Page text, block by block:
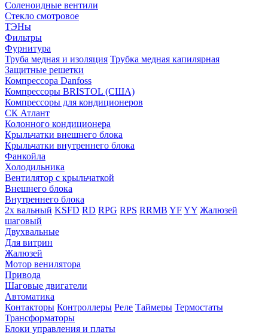
Соленоидные вентили
Стекло смотровое
ТЭНы
Фильтры
Фурнитура
Труба медная и изоляция Трубка медная капилярная
Защитные решетки
Компрессора Danfoss
Компрессоры BRISTOL (США)
Компрессоры для кондиционеров
СК Атлант
Колонного кондиционера
Крыльчатки внешнего блока
Крыльчатки внутреннего блока
Фанкойла
Холодильника
Вентилятор с крыльчаткой
Внешнего блока
Внутреннего блока
2х вальный KSFD RD RPG RPS RRMB YFYY Жалюзей
шаговый
Двухвальные
Для витрин
Жалюзей
Мотор венилятора
Привода
Шаговые двигатели
Автоматика
Контакторы Контроллеры Реле Таймеры Термостаты
Трансформаторы
Блоки управления и платы